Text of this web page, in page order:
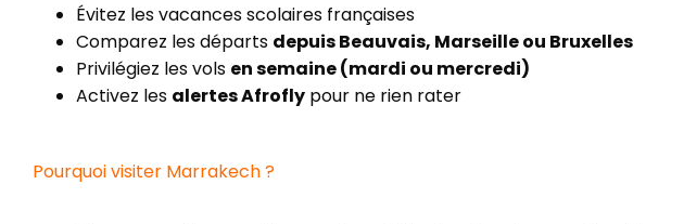
Évitez les vacances scolaires françaises
Comparez les départs depuis Beauvais, Marseille ou Bruxelles
Privilégiez les vols en semaine (mardi ou mercredi)
Activez les alertes Afrofly pour ne rien rater
Pourquoi visiter Marrakech ?